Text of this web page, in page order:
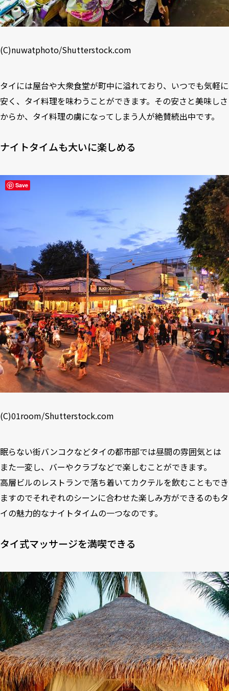
(C)nuwatphoto/Shutterstock.com
タイには屋台や大衆食堂が町中に溢れており、いつでも気軽に
安く、タイ料理を味わうことができます。その安さと美味しさ
からか、タイ料理の虜になってしまう人が絶賛続出中です。
ナイトタイムも大いに楽しめる
(C)01room/Shutterstock.com
眠らない街バンコクなどタイの都市部では昼間の雰囲気とは
また一変し、バーやクラブなどで楽しむことができます。
高層ビルのレストランで落ち着いてカクテルを飲むこともでき
ますのでそれぞれのシーンに合わせた楽しみ方ができるのもタ
イの魅力的なナイトタイムの一つなのです。
タイ式マッサージを満喫できる
Save